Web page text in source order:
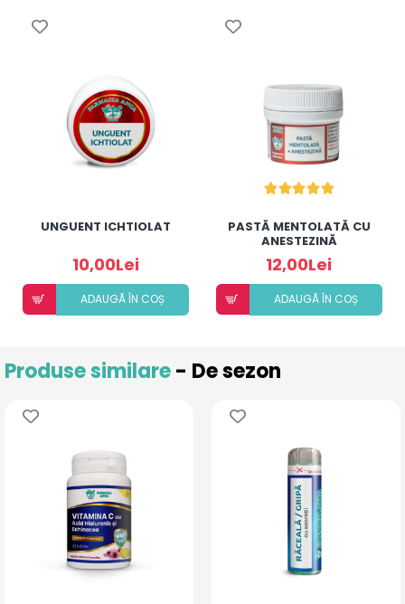
UNGUENT ICHTIOLAT
10,00Lei
ADAUGÃ ÎN COȘ
PASTĂ MENTOLATĂ CU
ANESTEZINĂ
12,00Lei
ADAUGÃ ÎN COȘ
Produse similare- De sezon